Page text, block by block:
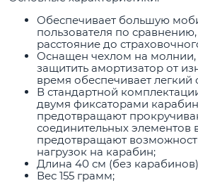
Обеспечивает большую
пользователя по
расстояние до
Оснащен чехлом на молнии,
защитить амортизатор от
время обеспечивает легкий
В стандартной
двумя фиксаторами
предотвращают
соединительных элементов
предотвращают
нагрузок на карабин;
Длина 40 см (без
Вес 155 грамм;